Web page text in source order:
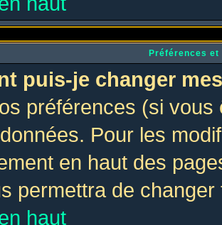
Préférences
puis-je changer
préférences (si
Pour les
en haut des
permettra de
haut